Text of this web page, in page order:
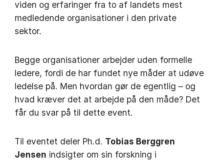
viden og erfaringer fra to af landets mest
medledende organisationer i den private
sektor.
Begge organisationer arbejder uden formelle
ledere, fordi de har fundet nye måder at udøve
ledelse på. Men hvordan gør de egentlig – og
hvad kræver det at arbejde på den måde? Det
får du svar på til dette event.
Til eventet deler Ph.d. Tobias Berggren
Jensen indsigter om sin forskning i